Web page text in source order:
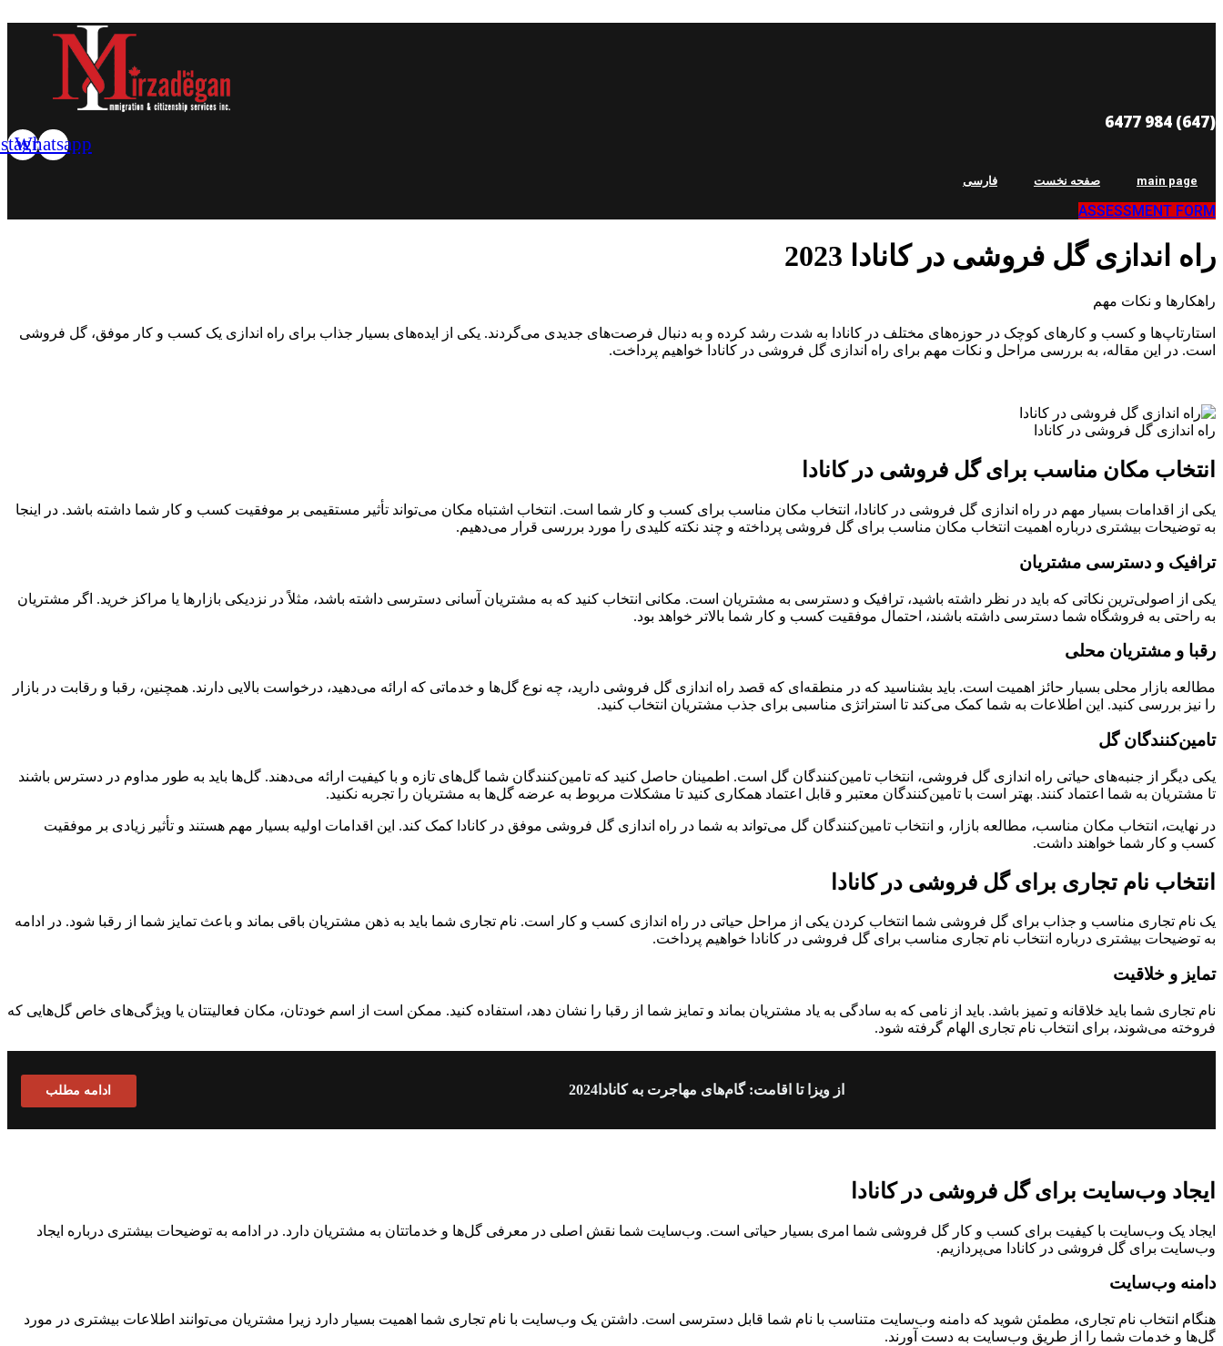
(647) 984 6477
Whatsapp
main page صفحه نخست فارسی
ASSESSMENT FORM
راه اندازی گل فروشی در کانادا 2023
راهکارها و نکات مهم
استارتاپ‌ها و کسب و کارهای کوچک در حوزه‌های مختلف در کانادا به شدت رشد کرده و به دنبال فرصت‌های جدیدی می‌گردند. یکی از ایده‌های بسیار جذاب برای راه اندازی یک کسب و کار موفق، گل فروشی
است. در این مقاله، به بررسی مراحل و نکات مهم برای راه اندازی گل فروشی در کانادا خواهیم پرداخت.
راه اندازی گل فروشی در کانادا
انتخاب مکان مناسب برای گل فروشی در کانادا
یکی از اقدامات بسیار مهم در راه اندازی گل فروشی در کانادا، انتخاب مکان مناسب برای کسب و کار شما است. انتخاب اشتباه مکان می‌تواند تأثیر مستقیمی بر موفقیت کسب و کار شما داشته باشد. در اینجا
به توضیحات بیشتری درباره اهمیت انتخاب مکان مناسب برای گل فروشی پرداخته و چند نکته کلیدی را مورد بررسی قرار می‌دهیم.
ترافیک و دسترسی مشتریان
یکی از اصولی‌ترین نکاتی که باید در نظر داشته باشید، ترافیک و دسترسی به مشتریان است. مکانی انتخاب کنید که به مشتریان آسانی دسترسی داشته باشد، مثلاً در نزدیکی بازارها یا مراکز خرید. اگر مشتریان
به راحتی به فروشگاه شما دسترسی داشته باشند، احتمال موفقیت کسب و کار شما بالاتر خواهد بود.
رقبا و مشتریان محلی
مطالعه بازار محلی بسیار حائز اهمیت است. باید بشناسید که در منطقه‌ای که قصد راه اندازی گل فروشی دارید، چه نوع گل‌ها و خدماتی که ارائه می‌دهید، درخواست بالایی دارند. همچنین، رقبا و رقابت در بازار
را نیز بررسی کنید. این اطلاعات به شما کمک می‌کند تا استراتژی مناسبی برای جذب مشتریان انتخاب کنید.
تامین‌کنندگان گل
یکی دیگر از جنبه‌های حیاتی راه اندازی گل فروشی، انتخاب تامین‌کنندگان گل است. اطمینان حاصل کنید که تامین‌کنندگان شما گل‌های تازه و با کیفیت ارائه می‌دهند. گل‌ها باید به طور مداوم در دسترس باشند
تا مشتریان به شما اعتماد کنند. بهتر است با تامین‌کنندگان معتبر و قابل اعتماد همکاری کنید تا مشکلات مربوط به عرضه گل‌ها به مشتریان را تجربه نکنید.
در نهایت، انتخاب مکان مناسب، مطالعه بازار، و انتخاب تامین‌کنندگان گل می‌تواند به شما در راه اندازی گل فروشی موفق در کانادا کمک کند. این اقدامات اولیه بسیار مهم هستند و تأثیر زیادی بر موفقیت
کسب و کار شما خواهند داشت.
انتخاب نام تجاری برای گل فروشی در کانادا
یک نام تجاری مناسب و جذاب برای گل فروشی شما انتخاب کردن یکی از مراحل حیاتی در راه اندازی کسب و کار است. نام تجاری شما باید به ذهن مشتریان باقی بماند و باعث تمایز شما از رقبا شود. در ادامه
به توضیحات بیشتری درباره انتخاب نام تجاری مناسب برای گل فروشی در کانادا خواهیم پرداخت.
تمایز و خلاقیت
نام تجاری شما باید خلاقانه و تمیز باشد. باید از نامی که به سادگی به یاد مشتریان بماند و تمایز شما از رقبا را نشان دهد، استفاده کنید. ممکن است از اسم خودتان، مکان فعالیتتان یا ویژگی‌های خاص گل‌هایی که
فروخته می‌شوند، برای انتخاب نام تجاری الهام گرفته شود.
از ویزا تا اقامت: گام‌های مهاجرت به کانادا2024 ادامه مطلب
ایجاد وب‌سایت برای گل فروشی در کانادا
ایجاد یک وب‌سایت با کیفیت برای کسب و کار گل فروشی شما امری بسیار حیاتی است. وب‌سایت شما نقش اصلی در معرفی گل‌ها و خدماتتان به مشتریان دارد. در ادامه به توضیحات بیشتری درباره ایجاد
وب‌سایت برای گل فروشی در کانادا می‌پردازیم.
دامنه وب‌سایت
هنگام انتخاب نام تجاری، مطمئن شوید که دامنه وب‌سایت متناسب با نام شما قابل دسترسی است. داشتن یک وب‌سایت با نام تجاری شما اهمیت بسیار دارد زیرا مشتریان می‌توانند اطلاعات بیشتری در مورد
گل‌ها و خدمات شما را از طریق وب‌سایت به دست آورند.